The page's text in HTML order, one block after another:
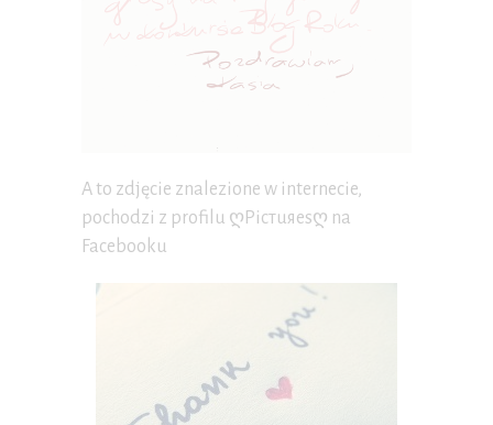
A to zdjęcie znalezione w internecie,
pochodzi z profilu ღPicтuяesღ na
Facebooku